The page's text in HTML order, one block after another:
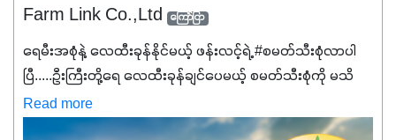
Farm Link Co.,Ltd ကြော်ငြာ
ရေမီးအစုံနဲ့ လေထီးခုန်နိုင်မယ့် ဖန်းလင့်ရဲ့ #စမတ်သီးစုံလာပါ
ပြီ.....ဦးကြီးတို့ရေ ‌လေထီးခုန်ချင်ပေမယ့် စမတ်သီးစုံကို မသိ
သေးရင်တော့ ဒီစာလေးကို ဆက်ဖတ်‌ပေးပါ #စမတ်သီးစုံဆိုတာ
အပင်တိုင်းအတွက် အဓိကအာဟာရNPK (19:7:8)နဲ့ #ဟူးမစ်
Read more